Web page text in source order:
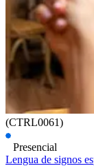
(CTRL0061)
Presencial
Lengua de signos